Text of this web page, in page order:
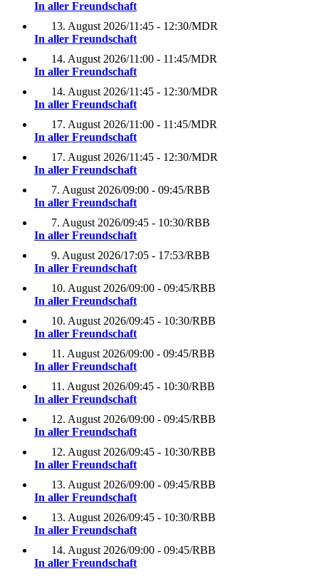
In aller Freundschaft
13. August 2026/11:45 - 12:30/MDR
In aller Freundschaft
14. August 2026/11:00 - 11:45/MDR
In aller Freundschaft
14. August 2026/11:45 - 12:30/MDR
In aller Freundschaft
17. August 2026/11:00 - 11:45/MDR
In aller Freundschaft
17. August 2026/11:45 - 12:30/MDR
In aller Freundschaft
7. August 2026/09:00 - 09:45/RBB
In aller Freundschaft
7. August 2026/09:45 - 10:30/RBB
In aller Freundschaft
9. August 2026/17:05 - 17:53/RBB
In aller Freundschaft
10. August 2026/09:00 - 09:45/RBB
In aller Freundschaft
10. August 2026/09:45 - 10:30/RBB
In aller Freundschaft
11. August 2026/09:00 - 09:45/RBB
In aller Freundschaft
11. August 2026/09:45 - 10:30/RBB
In aller Freundschaft
12. August 2026/09:00 - 09:45/RBB
In aller Freundschaft
12. August 2026/09:45 - 10:30/RBB
In aller Freundschaft
13. August 2026/09:00 - 09:45/RBB
In aller Freundschaft
13. August 2026/09:45 - 10:30/RBB
In aller Freundschaft
14. August 2026/09:00 - 09:45/RBB
In aller Freundschaft